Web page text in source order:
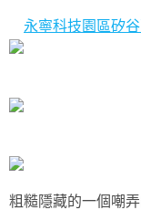
永寧科技園區矽
粗糙隱藏的一個嘲